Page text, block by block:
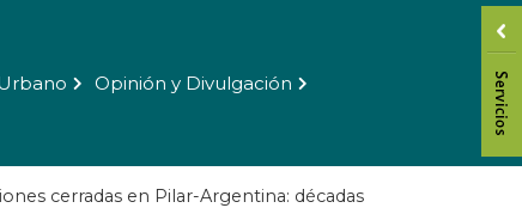
Opinión y Divulgación
cerradas en Pilar-Argentina: décadas